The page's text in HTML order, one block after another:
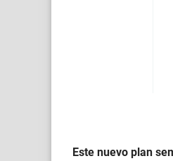
Este nuevo plan